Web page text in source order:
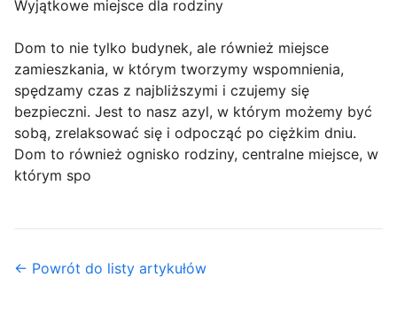
Wyjątkowe miejsce dla rodziny
Dom to nie tylko budynek, ale również miejsce
zamieszkania, w którym tworzymy wspomnienia,
spędzamy czas z najbliższymi i czujemy się
bezpieczni. Jest to nasz azyl, w którym możemy być
sobą, zrelaksować się i odpocząć po ciężkim dniu.
Dom to również ognisko rodziny, centralne miejsce, w
którym spo
← Powrót do listy artykułów